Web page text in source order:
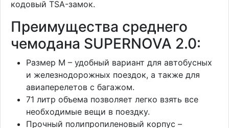
кодовый TSA-замок.
Преимущества среднего
чемодана SUPERNOVA 2.0:
Размер M – удобный вариант для автобусных
и железнодорожных поездок, а также для
авиаперелетов с багажом.
71 литр объема позволяет легко взять все
необходимые вещи в поездку.
Прочный полипропиленовый корпус –